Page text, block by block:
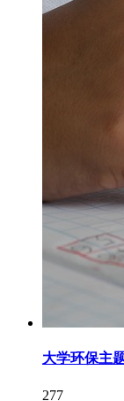
大学环保主
277